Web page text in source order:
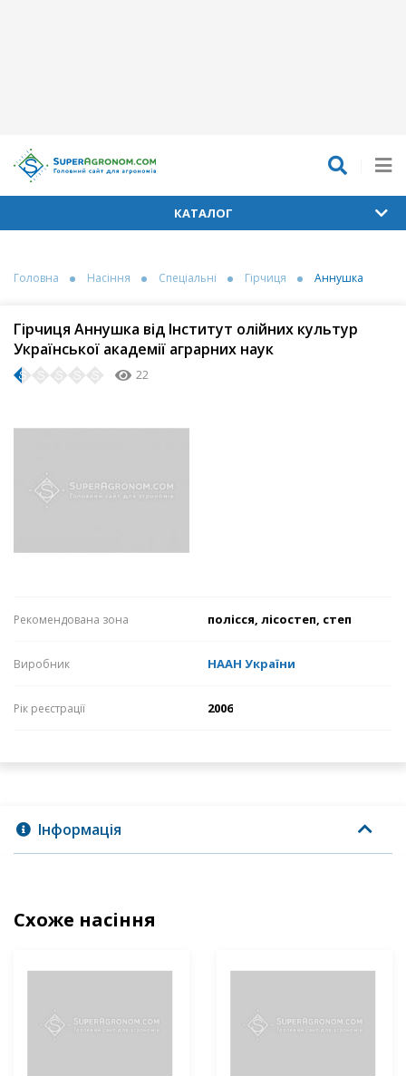
КАТАЛОГ
Головна Насіння Спеціальні Гірчиця Аннушка
Гірчиця Аннушка від Інститут олійних культур
Української академії аграрних наук
22
Рекомендована зона полісся, лісостеп, степ
Виробник НААН України
Рік реєстрації 2006
Інформація
Схоже насіння